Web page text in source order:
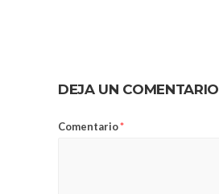
DEJA UN COMENTARIO
Comentario*